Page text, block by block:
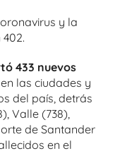
y la
433 nuevos
las ciudades y
del país, detrás
Valle (738),
de Santander
en el